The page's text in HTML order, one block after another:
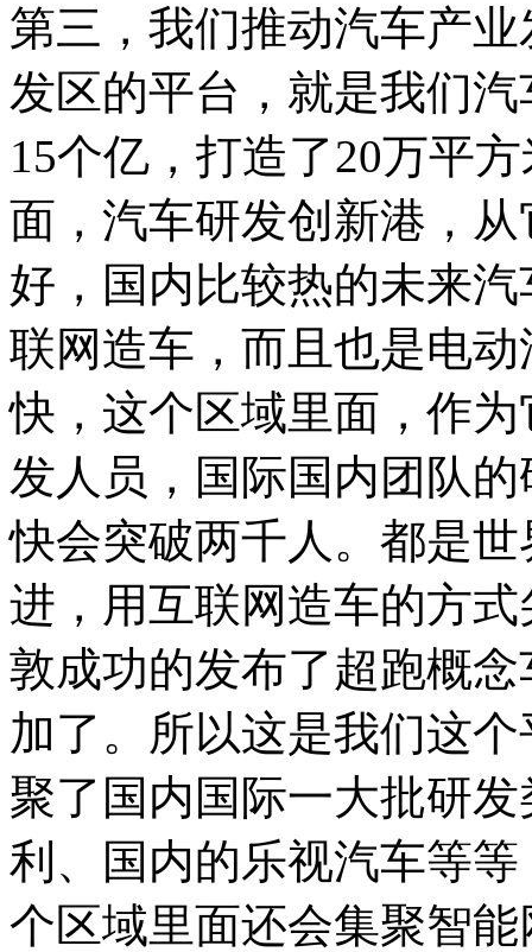
第三，我们推动汽车产
发区的平台，就是我们
15个亿，打造了20万平
面，汽车研发创新港，
好，国内比较热的未来
联网造车，而且也是电
快，这个区域里面，作
发人员，国际国内团队
快会突破两千人。都是
进，用互联网造车的方
敦成功的发布了超跑概
加了。所以这是我们这
聚了国内国际一大批研
利、国内的乐视汽车等
个区域里面还会集聚智